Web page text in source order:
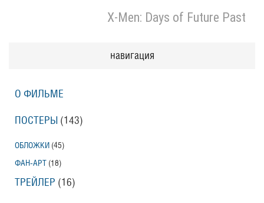
X-Men: Days of Future Past
навигация
О ФИЛЬМЕ
ПОСТЕРЫ (143)
ОБЛОЖКИ (45)
ФАН-АРТ (18)
ТРЕЙЛЕР (16)